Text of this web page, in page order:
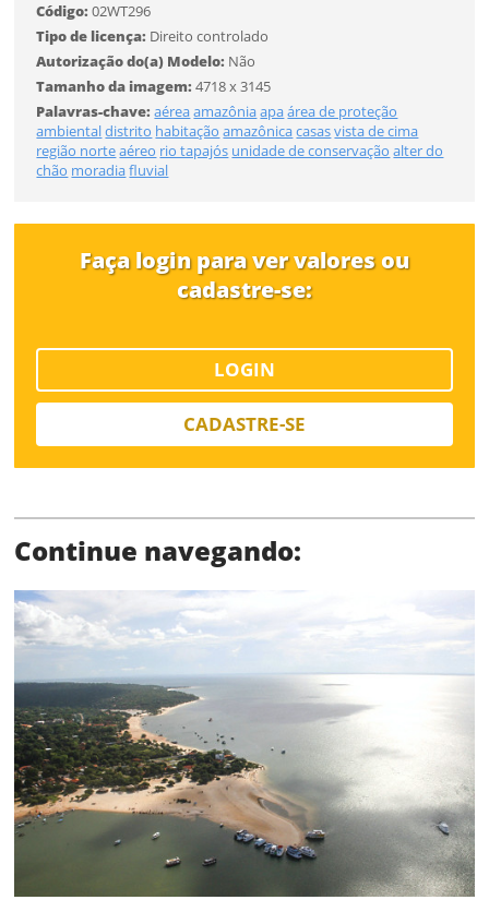
Código:02WT296
Tipo de licença: Direito controlado
Autorização do(a) Modelo: Não
Tamanho da imagem:4718 x 3145
Palavras-chave:aéreaamazôniaapaárea de proteção
ambientaldistrito habitação amazônicacasasvista de cima
região norteaéreo rio tapajós unidade de conservação alter do
chão moradiafluvial
Faça login para ver valores ou
cadastre-se:
LOGIN
CADASTRE-SE
Continue navegando:
Formato
Tamanho
Desejo receber novidades sobre a Pulsar Imagens
Li e concordo com os Termos de Uso do site
Já tem uma conta?
Status